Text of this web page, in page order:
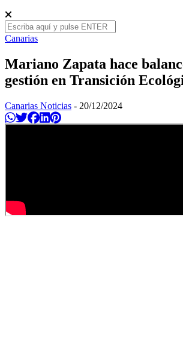
Canarias
Mariano Zapata hace
gestión en Transición
Canarias Noticias - 20/12/2024
Compartir en Whatsapp
Twittear
Compartir en Facebook
Compartir en Linkedin
Compartir en Pinterest